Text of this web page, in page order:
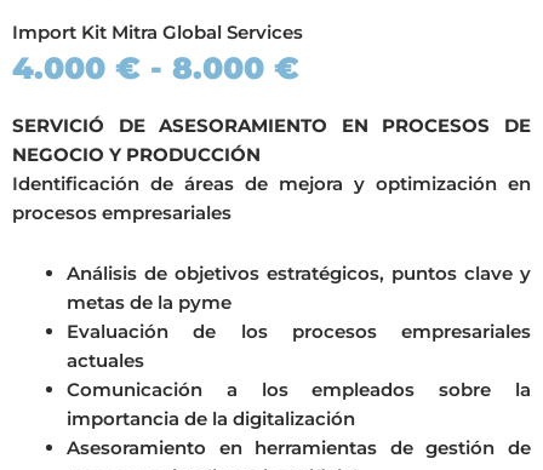
Import Kit Mitra Global Services
4.000 € - 8.000 €
SERVICIÓ DE ASESORAMIENTO EN PROCESOS DE
NEGOCIO Y PRODUCCIÓN
Identificación de áreas de mejora y optimización en
procesos empresariales
Análisis de objetivos estratégicos, puntos clave y
metas de la pyme
Evaluación de los procesos empresariales
actuales
Comunicación a los empleados sobre la
importancia de la digitalización
Asesoramiento en herramientas de gestión de